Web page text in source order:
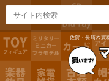
佐賀・長崎の買